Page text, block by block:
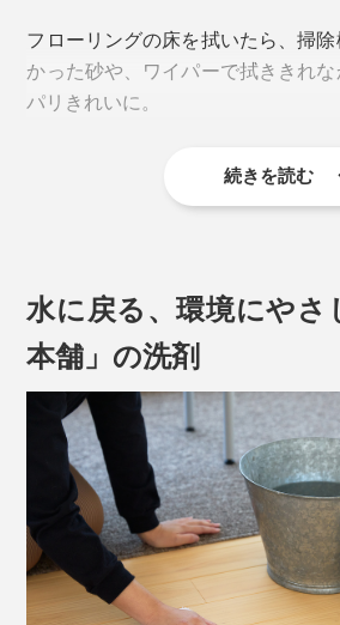
「床用、窓ガラス用と、ぞうきん
といけないから手間」
フローリングの床を拭いたら、掃
かった砂や、ワイパーで拭ききれ
パリきれいに。
拭いた後は、サラッと気持ちいい
かも、自然なツヤができて、リビ
く見えるみたい。
続きを読む
水に戻る、環境にやさ
本舗」の洗剤